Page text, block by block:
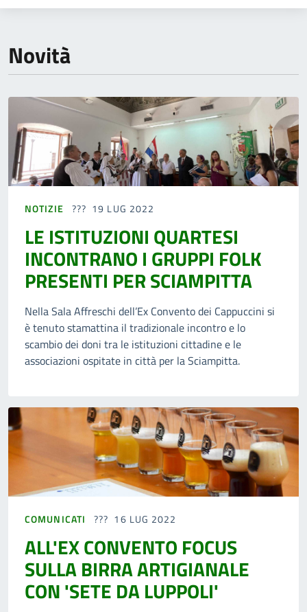
Novità
NOTIZIE 19 LUG 2022
LE ISTITUZIONI QUARTESI
INCONTRANO I GRUPPI FOLK
PRESENTI PER SCIAMPITTA
Nella Sala Affreschi dell’Ex Convento dei Cappuccini si
è tenuto stamattina il tradizionale incontro e lo
scambio dei doni tra le istituzioni cittadine e le
associazioni ospitate in città per la Sciampitta.
COMUNICATI 16 LUG 2022
ALL'EX CONVENTO FOCUS
SULLA BIRRA ARTIGIANALE
CON 'SETE DA LUPPOLI'